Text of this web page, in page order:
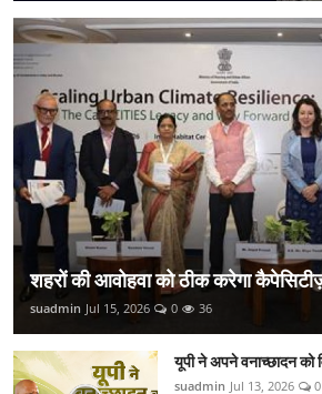
शहरों की आवोहवा को ठीक करेगा
suadmin Jul 15, 2026 0 36
यूपी ने अपने वनाच्छादन
suadmin Jul 13, 2026 0